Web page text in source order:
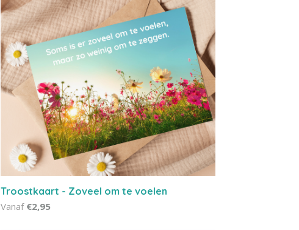
Troostkaart - Zoveel om te voelen
Vanaf€2,95